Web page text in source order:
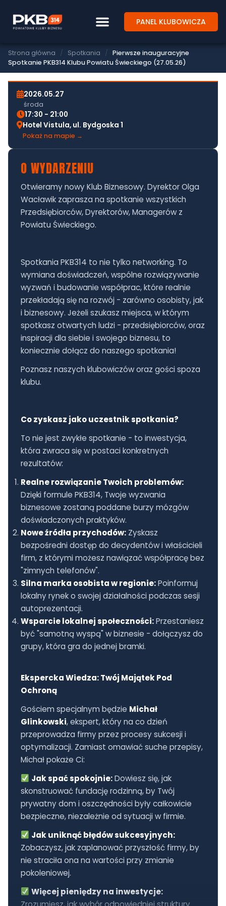
PANEL KLUBOWICZA
Strona główna / Spotkania / Pierwsze inauguracyjne
Spotkanie PKB314 Klubu Powiatu Świeckiego (27.05.26)
SPOTKANIE BIZNESOWE PKB314
PIERWSZE INAUGURACYJNE SPOTKANIE
PKB314 KLUBU POWIATU ŚWIECKIEGO
(27.05.26)
2026.05.27
środa
17:30 - 21:00
Hotel Vistula, ul. Bydgoska 1
Pokaż na mapie →
O WYDARZENIU
Otwieramy nowy Klub Biznesowy. Dyrektor Olga
Wacławik zaprasza na spotkanie wszystkich
Przedsiębiorców, Dyrektorów, Managerów z
Powiatu Świeckiego.
Spotkania PKB314 to nie tylko networking. To
wymiana doświadczeń, wspólne rozwiązywanie
wyzwań i budowanie współprac, które realnie
przekładają się na rozwój - zarówno osobisty, jak
i biznesowy. Jeżeli szukasz miejsca, w którym
spotkasz otwartych ludzi - przedsiębiorców, oraz
inspiracji dla siebie i swojego biznesu, to
koniecznie dołącz do naszego spotkania!
Poznasz naszych klubowiczów oraz gości spoza
klubu.
Co zyskasz jako uczestnik spotkania?
To nie jest zwykłe spotkanie - to inwestycja,
która zwraca się w postaci konkretnych
rezultatów:
Realne rozwiązanie Twoich problemów:
Dzięki formule PKB314, Twoje wyzwania
biznesowe zostaną poddane burzy mózgów
doświadczonych praktyków.
Nowe źródła przychodów: Zyskasz
bezpośredni dostęp do decydentów i właścicieli
firm, z którymi możesz nawiązać współpracę bez
"zimnych telefonów".
Silna marka osobista w regionie:Poinformuj
lokalny rynek o swojej działalności podczas sesji
autoprezentacji.
Wsparcie lokalnej społeczności:Przestaniesz
być "samotną wyspą" w biznesie - dołączysz do
grupy, która gra do jednej bramki.
Ekspercka Wiedza: Twój Majątek Pod
Ochroną
Gościem specjalnym będzie Michał
Glinkowski, ekspert, który na co dzień
przeprowadza firmy przez procesy sukcesji i
optymalizacji. Zamiast omawiać suche przepisy,
Michał pokaże Ci:
Jak spać spokojnie:Dowiesz się, jak
skonstruować fundację rodzinną, by Twój
prywatny dom i oszczędności były całkowicie
bezpieczne, niezależnie od sytuacji w firmie.
Jak uniknąć błędów sukcesyjnych:
Zobaczysz, jak zaplanować przyszłość firmy, by
nie straciła ona na wartości przy zmianie
pokoleniowej.
Więcej pieniędzy na inwestycje: